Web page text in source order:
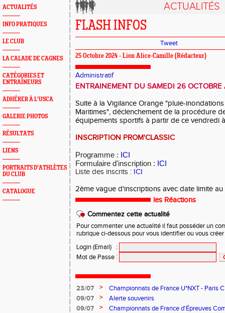
ACTUALITÉS
INFO PRATIQUES
LE CLUB
LA CALADE DE CAGNES
CATÉGORIES ET
ENTRAÎNEURS
ADHÉRER À L'USCA
GALERIE PHOTOS
RÉSULTATS
LIENS
PORTRAITS D'ATHLÈTES
DU CLUB
CATALOGUE
ACTUALITÉS
FLASH INFOS
Tweet
25 Octobre 2024 - Lion Alice-Camille (Rédacteur)
Administratif
ENTRAINEMENT DU SAMEDI 26 OCTOBRE
Suite à la Vigilance Orange "pluie-
Maritimes", déclenchement de la procédure
équipements sportifs à partir de ce vendredi
INSCRIPTION PROM'CLASSIC
Programme : ICI
Formulaire d'inscription : ICI
Liste des inscrits : ICI
2ème vague d'inscriptions avec date limite au
les Réactions
Commentez cette actualité
Pour commenter une actualité il faut posséder un
rubrique ci-dessous pour vous identifier ou vous
Login (Email)
:
Mot de Passe :
23/07 >
Championnats de France U*NXT - Paris
09/07
>
Alerte souvenirs
09/07
>
Championnats de France d'Épreuves